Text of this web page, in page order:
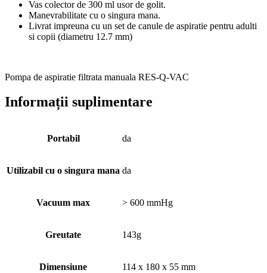
Vas colector de 300 ml usor de golit.
Manevrabilitate cu o singura mana.
Livrat impreuna cu un set de canule de aspiratie pentru adulti
si copii (diametru 12.7 mm)
Pompa de aspiratie filtrata manuala RES-Q-VAC
Informații suplimentare
Portabil da
Utilizabil cu o singura mana da
Vacuum max > 600 mmHg
Greutate 143g
Dimensiune 114 x 180 x 55 mm